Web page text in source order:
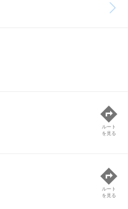
ルート
を見る
ルート
を見る